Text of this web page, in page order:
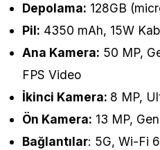
Depolama: 128GB
Pil: 4350 mAh, 15W
Ana Kamera: 50 MP,
FPS Video
İkinci Kamera: 8 MP,
Ön Kamera: 13 MP,
Bağlantılar: 5G, Wi-Fi